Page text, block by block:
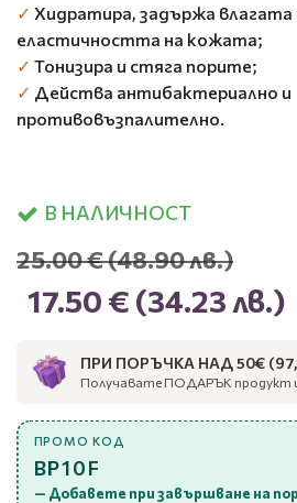
✓ Хидратира, задържа влагата
еластичността на кожата;
✓ Тонизира и стяга порите;
✓ Действа антибактериално и
противовъзпалително.
В НАЛИЧНОСТ
17.50 € (34.23 лв.)
25.00 €(48.90 лв.)
ПРИ ПОРЪЧКА НАД 50€
Получавате ПОДАРЪК продукт
ПРОМО КОД
BP10F
— Добавете при завършване на